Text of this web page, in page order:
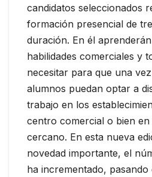
candidatos seleccionados
formación presencial de
duración. En él
habilidades comerciales y
necesitar para que una
alumnos puedan optar a
trabajo en los
centro comercial o bien
cercano. En esta nueva
novedad importante, el
ha incrementado, pasando